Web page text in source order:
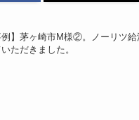
例】茅ヶ崎市M様②。ノーリツ
ただきました。